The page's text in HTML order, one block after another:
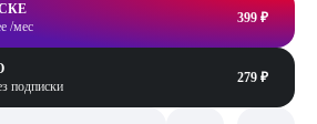
/мес
399 ₽
подписки
279 ₽